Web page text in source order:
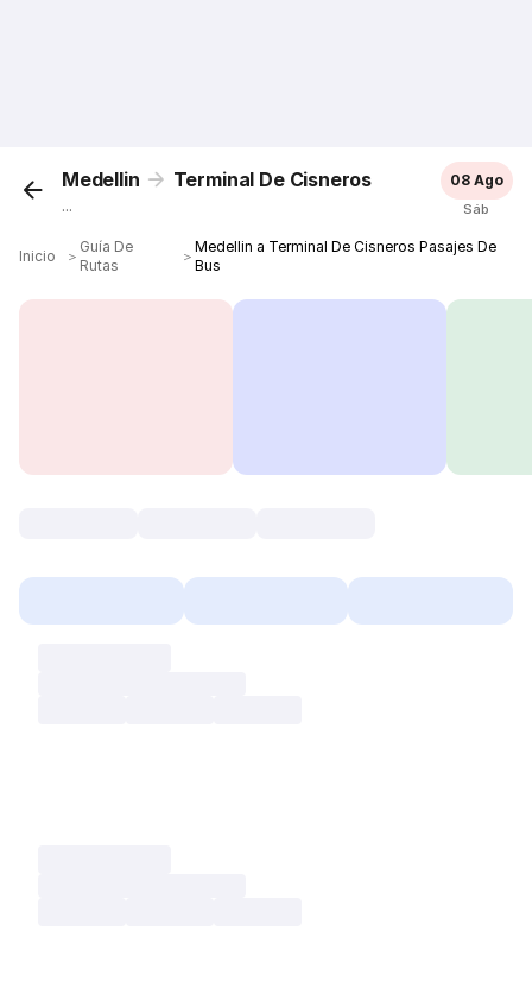
Medellin Terminal De Cisneros
...
08 Ago
Sáb
Inicio ＞
Guía De
Rutas
＞
Medellin a Terminal De Cisneros Pasajes De
Bus